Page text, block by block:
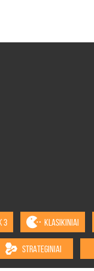
3 KLASIKINIAI
STRATEGINIAI